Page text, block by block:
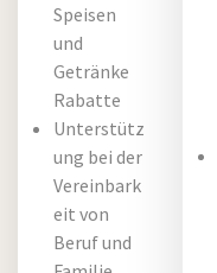
Speisen
und
Getränke
Rabatte
Unterstütz
ung bei der
Vereinbark
eit von
Beruf und